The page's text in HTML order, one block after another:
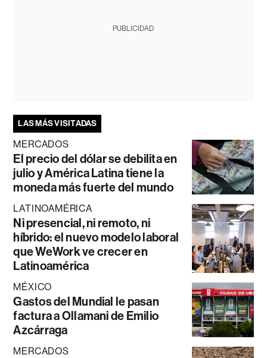
PUBLICIDAD
LAS MÁS VISITADAS
MERCADOS
El precio del dólar se debilita en
julio y América Latina tiene la
moneda más fuerte del mundo
LATINOAMÉRICA
Ni presencial, ni remoto, ni
híbrido: el nuevo modelo laboral
que WeWork ve crecer en
Latinoamérica
MÉXICO
Gastos del Mundial le pasan
factura a Ollamani de Emilio
Azcárraga
MERCADOS